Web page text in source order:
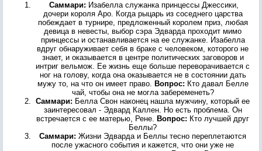
Саммари: Изабелла служанка принцессы Джессики,
дочери короля Аро. Когда рыцарь из соседнего царства
побеждает в турнире, предложенный королем приз, любая
девица в невесты, выбор сэра Эдварда проходит мимо
принцессы и останавливается на ее служанке. Изабелла
вдруг обнаруживает себя в браке с человеком, которого не
знает, и оказывается в центре политических заговоров и
интриг вельмож. Ее жизнь еще больше переворачивается с
ног на голову, когда она оказывается не в состоянии дать
мужу то, на что он имеет право. Вопрос: Кто давал Белле
чай, чтобы она не могла забеременеть?
Саммари: Белла Свон наконец нашла мужчину, который ее
заинтересовал - Эдвард Каллен. Но есть проблема. Он
встречается с ее матерью, Рене. Вопрос: Кто лучшей друг
Беллы?
Саммари: Жизни Эдварда и Беллы тесно переплетаются
после ужасного события и кажется, что они уже не